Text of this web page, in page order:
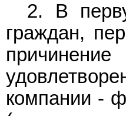
2. В
граждан,
компании -